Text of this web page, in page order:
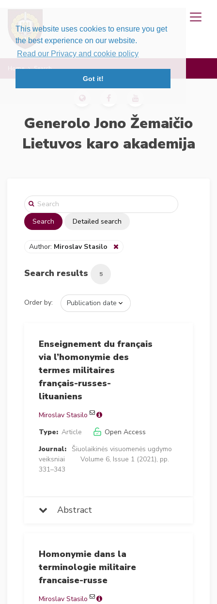
This website uses cookies to ensure you get
the best experience on our website.
Read our Privacy and cookie policy
Got it!
Home Search
Generolo Jono Žemaičio
Lietuvos karo akademija
Search Detailed search
Author: Miroslav Stasilo
Search results 5
Order by:
Enseignement du français
via l’homonymie des
termes militaires
français-russes-
lituaniens
Miroslav Stasilo
Type: Article
Open Access
Journal:
Šiuolaikinės visuomenės ugdymo
veiksniai
Volume 6, Issue 1 (2021), pp.
331–343
Abstract
Homonymie dans la
terminologie militaire
francaise-russe
Miroslav Stasilo